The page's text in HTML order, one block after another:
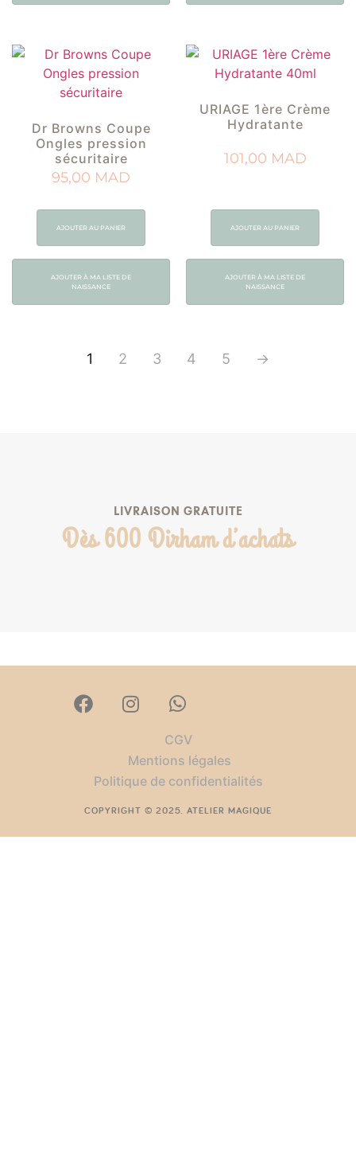
Dr Browns Coupe
Ongles pression
sécuritaire
95,00 MAD
AJOUTER AU PANIER
AJOUTER À MA LISTE DE
NAISSANCE
URIAGE 1ère Crème
Hydratante
101,00 MAD
AJOUTER AU PANIER
AJOUTER À MA LISTE DE
NAISSANCE
1 2 3 4 5 →
LIVRAISON GRATUITE
Dès 600 Dirham d’achats
COPYRIGHT © 2025. ATELIER MAGIQUE
CGV
Mentions légales
Politique de confidentialités